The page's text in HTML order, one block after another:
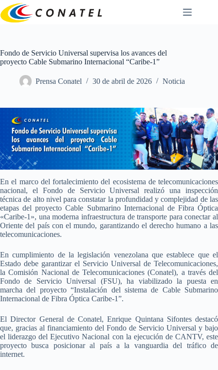
Saltar
al
contenido
Fondo de Servicio Universal supervisa los avances del
proyecto Cable Submarino Internacional “Caribe-1”
Prensa Conatel 30 de abril de 2026 Noticia
En el marco del fortalecimiento del ecosistema de telecomunicaciones
nacional, el Fondo de Servicio Universal realizó una inspección
técnica de alto nivel para constatar la profundidad y complejidad de las
etapas del proyecto Cable Submarino Internacional de Fibra Óptica
«Caribe-1», una moderna infraestructura de transporte para conectar al
Oriente del país con el mundo, garantizando el derecho humano a las
telecomunicaciones.
En cumplimiento de la legislación venezolana que establece que el
Estado debe garantizar el Servicio Universal de Telecomunicaciones,
la Comisión Nacional de Telecomunicaciones (Conatel), a través del
Fondo de Servicio Universal (FSU), ha viabilizado la puesta en
marcha del proyecto “Instalación del sistema de Cable Submarino
Internacional de Fibra Óptica Caribe-1”.
El Director General de Conatel, Enrique Quintana Sifontes destacó
que, gracias al financiamiento del Fondo de Servicio Universal y bajo
el liderazgo del Ejecutivo Nacional con la ejecución de CANTV, este
proyecto busca posicionar al país a la vanguardia del tráfico de
internet.